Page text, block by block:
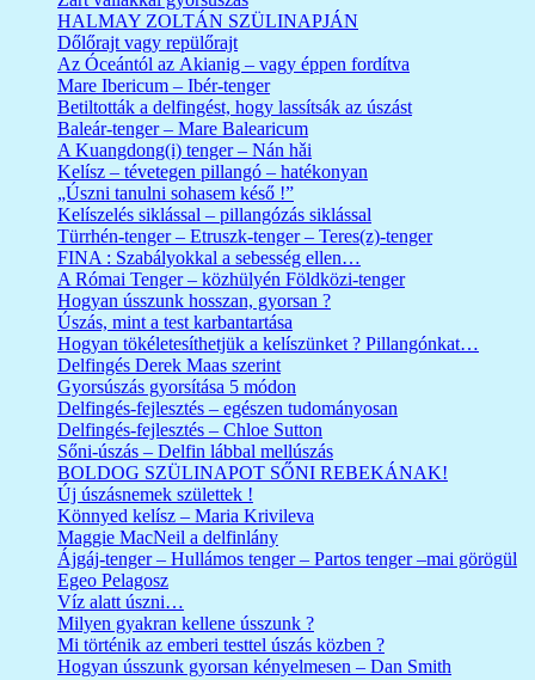
HALMAY ZOLTÁN SZÜLINAPJÁN
Dőlőrajt vagy repülőrajt
Az Óceántól az Akianig – vagy éppen fordítva
Mare Ibericum – Ibér-tenger
Betiltották a delfingést, hogy lassítsák az úszást
Baleár-tenger – Mare Balearicum
A Kuangdong(i) tenger – Nán hǎi
Kelísz – tévetegen pillangó – hatékonyan
„Úszni tanulni sohasem késő !”
Kelíszelés siklással – pillangózás siklással
Türrhén-tenger – Etruszk-tenger – Teres(z)-tenger
FINA : Szabályokkal a sebesség ellen…
A Római Tenger – közhülyén Földközi-tenger
Hogyan ússzunk hosszan, gyorsan ?
Úszás, mint a test karbantartása
Hogyan tökéletesíthetjük a kelíszünket ? Pillangónkat…
Delfingés Derek Maas szerint
Gyorsúszás gyorsítása 5 módon
Delfingés-fejlesztés – egészen tudományosan
Delfingés-fejlesztés – Chloe Sutton
Sőni-úszás – Delfin lábbal mellúszás
BOLDOG SZÜLINAPOT SŐNI REBEKÁNAK!
Új úszásnemek születtek !
Könnyed kelísz – Maria Krivileva
Maggie MacNeil a delfinlány
Ájgáj-tenger – Hullámos tenger – Partos tenger –mai görögül
Egeo Pelagosz
Víz alatt úszni…
Milyen gyakran kellene ússzunk ?
Mi történik az emberi testtel úszás közben ?
Hogyan ússzunk gyorsan kényelmesen – Dan Smith